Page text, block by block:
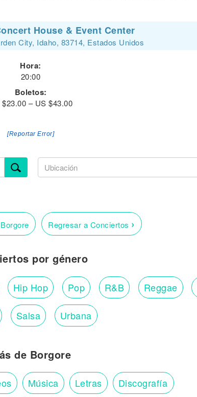
House & Event Center
City, Idaho, 83714, Estados Unidos
Hora:
20:00
Boletos:
$23.00 – US $43.00
[Reportar Error]
Regresar a Conciertos ›
por género
Hip Hop Pop R&B Reggae
Salsa Urbana
de Borgore
Música Letras Discografía